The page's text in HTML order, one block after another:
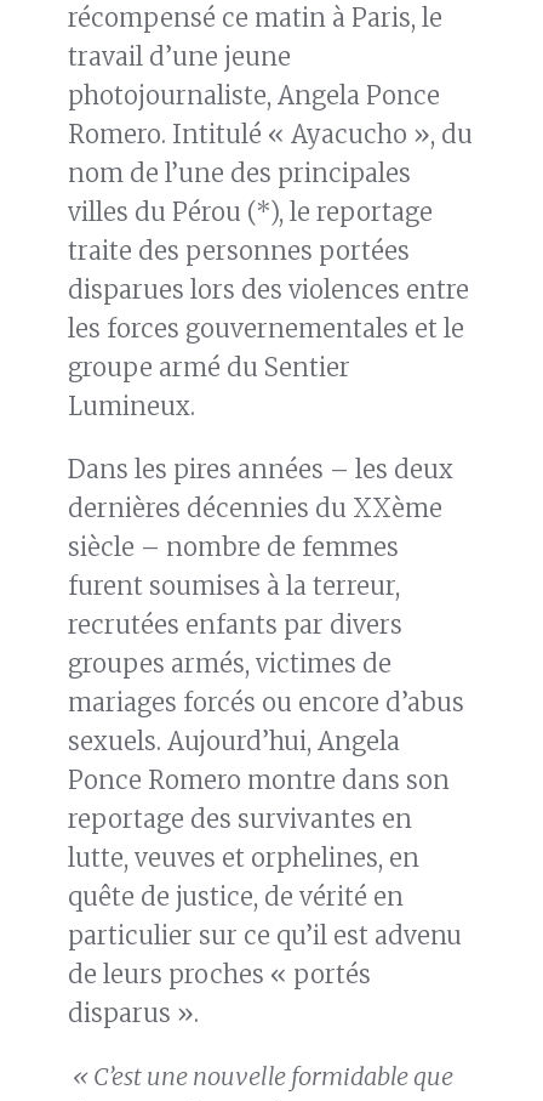
récompensé ce matin à Paris, le
travail d’une jeune
photojournaliste, Angela Ponce
Romero. Intitulé « Ayacucho », du
nom de l’une des principales
villes du Pérou (*), le reportage
traite des personnes portées
disparues lors des violences entre
les forces gouvernementales et le
groupe armé du Sentier
Lumineux.
Dans les pires années – les deux
dernières décennies du XXème
siècle – nombre de femmes
furent soumises à la terreur,
recrutées enfants par divers
groupes armés, victimes de
mariages forcés ou encore d’abus
sexuels. Aujourd’hui, Angela
Ponce Romero montre dans son
reportage des survivantes en
lutte, veuves et orphelines, en
quête de justice, de vérité en
particulier sur ce qu’il est advenu
de leurs proches « portés
disparus ».
« C’est une nouvelle formidable que